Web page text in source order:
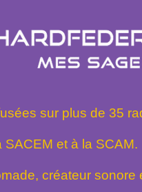
sur plus de 35
SACEM et à la SCAM.
créateur sonore